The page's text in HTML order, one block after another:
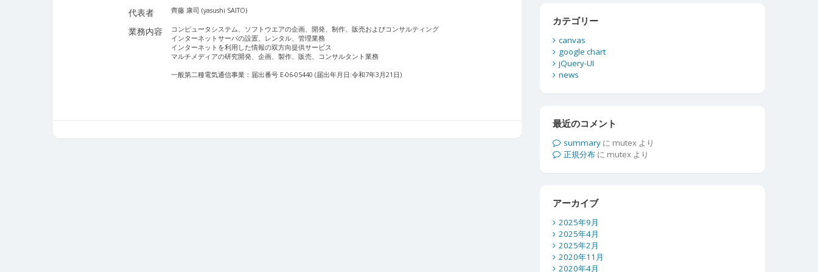
代表者 齊藤 康司 (yasushi SAITO)
業務内容
コンピュータシステム、ソフトウエアの企画、開発、制作、販売およびコンサルティング
インターネットサーバの設置、レンタル、管理業務
インターネットを利用した情報の双方向提供サービス
マルチメディアの研究開発、企画、製作、販売、コンサルタント業務
一般第二種電気通信事業：届出番号 E-06-05440 (届出年月日:令和7年3月21日)
カテゴリー
canvas
google chart
jQuery-UI
news
最近のコメント
summaryに mutexより
正規分布に mutexより
アーカイブ
2025年9月
2025年4月
2025年2月
2020年11月
2020年4月